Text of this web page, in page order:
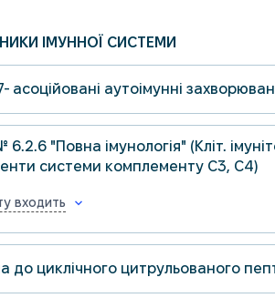
ІМУННОЇ СИСТЕМИ
асоційовані аутоімунні
6.2.6 "Повна імунологія" (Кліт.
системи комплементу С3, С4)
входить
до циклічного цитрульованого